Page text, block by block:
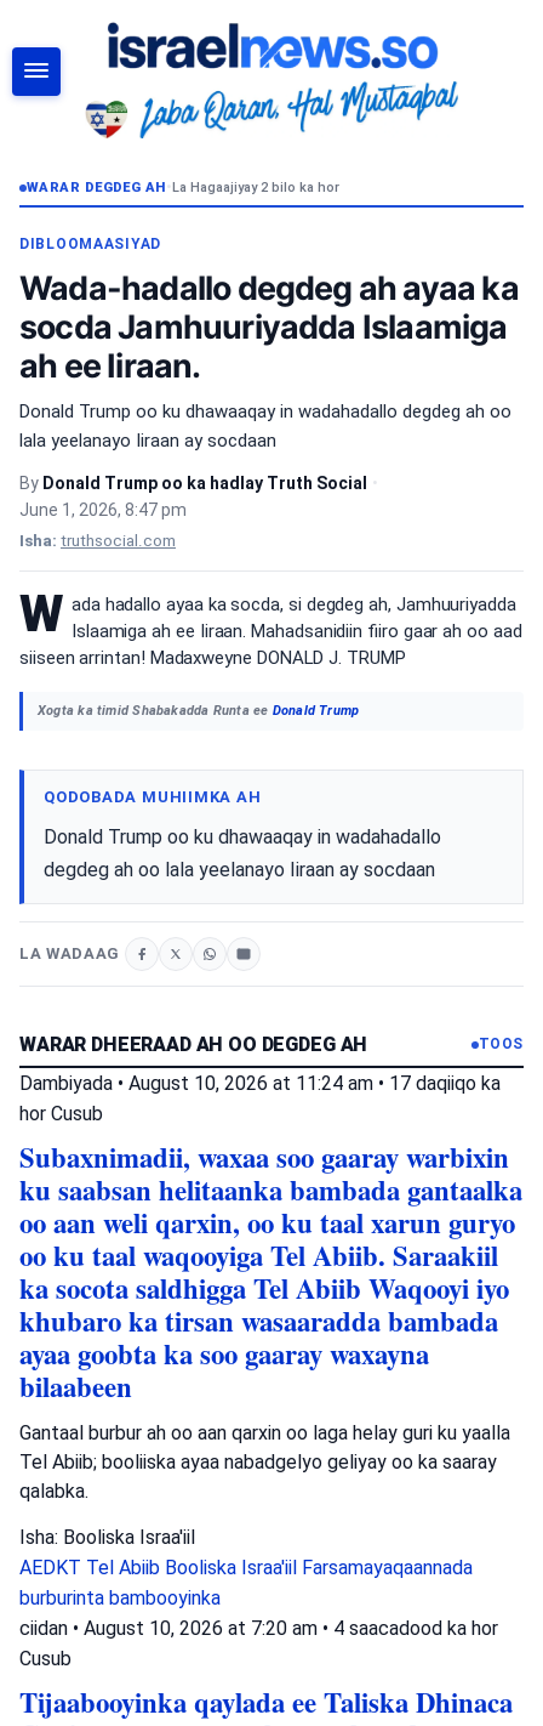
WARAR DEGDEG AH•La Hagaajiyay 2 bilo ka hor
DIBLOOMAASIYAD
Wada-hadallo degdeg ah ayaa ka
socda Jamhuuriyadda Islaamiga
ah ee Iiraan.
Donald Trump oo ku dhawaaqay in wadahadallo degdeg ah oo
lala yeelanayo Iiraan ay socdaan
By Donald Trump oo ka hadlay Truth Social
•
June 1, 2026, 8:47 pm
Isha: truthsocial.com
W ada hadallo ayaa ka socda, si degdeg ah, Jamhuuriyadda
Islaamiga ah ee Iiraan. Mahadsanidiin fiiro gaar ah oo aad
siiseen arrintan! Madaxweyne DONALD J. TRUMP
Xogta ka timid Shabakadda Runta ee Donald Trump
QODOBADA MUHIIMKA AH
Donald Trump oo ku dhawaaqay in wadahadallo
degdeg ah oo lala yeelanayo Iiraan ay socdaan
LA WADAAG
WARAR DHEERAAD AH OO DEGDEG AH TOOS
Dambiyada • August 10, 2026 at 11:24 am • 17 daqiiqo ka
hor Cusub
Subaxnimadii, waxaa soo gaaray warbixin
ku saabsan helitaanka bambada gantaalka
oo aan weli qarxin, oo ku taal xarun guryo
oo ku taal waqooyiga Tel Abiib. Saraakiil
ka socota saldhigga Tel Abiib Waqooyi iyo
khubaro ka tirsan wasaaradda bambada
ayaa goobta ka soo gaaray waxayna
bilaabeen
Gantaal burbur ah oo aan qarxin oo laga helay guri ku yaalla
Tel Abiib; booliiska ayaa nabadgelyo geliyay oo ka saaray
qalabka.
Isha: Booliska Israa'iil
AEDKT Tel Abiib Booliska Israa'iil Farsamayaqaannada
burburinta bambooyinka
ciidan • August 10, 2026 at 7:20 am • 4 saacadood ka hor
Cusub
Tijaabooyinka qaylada ee Taliska Dhinaca